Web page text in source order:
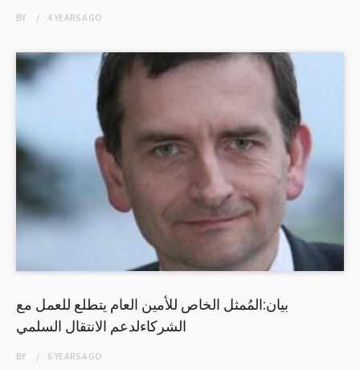
BY 4 YEARSAGO
بيان:المُمثل الخاص للأمين العام يتطلع للعمل مع
الشركاءلدعم الانتقال السلمي
BY 6 YEARSAGO